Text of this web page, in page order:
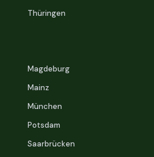
Thüringen
Magdeburg
Mainz
München
Potsdam
Saarbrücken